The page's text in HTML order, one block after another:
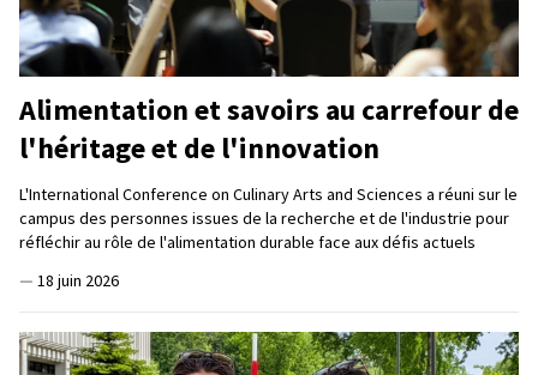
Alimentation et savoirs au carrefour de
l'héritage et de l'innovation
L'International Conference on Culinary Arts and Sciences a réuni sur le
campus des personnes issues de la recherche et de l'industrie pour
réfléchir au rôle de l'alimentation durable face aux défis actuels
— 18 juin 2026